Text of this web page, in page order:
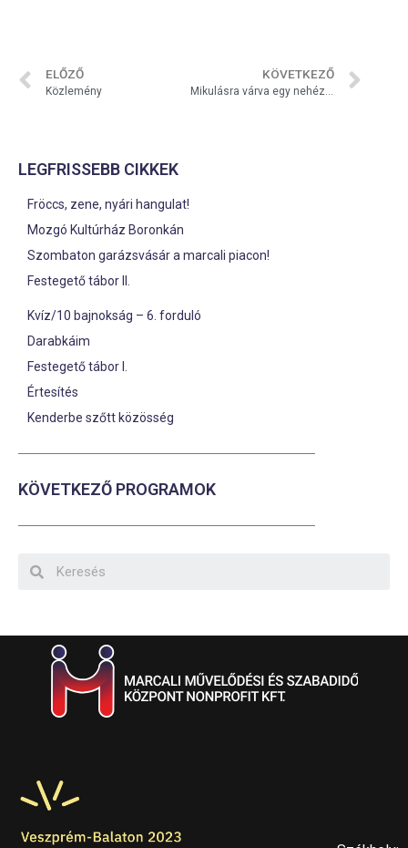
ELŐZŐ
Közlemény
KÖVETKEZŐ
LEGFRISSEBB CIKKEK
Fröccs, zene, nyári hangulat!
Mozgó Kultúrház Boronkán
Szombaton garázsvásár a marcali piacon!
Festegető tábor II.
Kvíz/10 bajnokság – 6. forduló
Darabkáim
Festegető tábor I.
Értesítés
Kenderbe szőtt közösség
KÖVETKEZŐ PROGRAMOK